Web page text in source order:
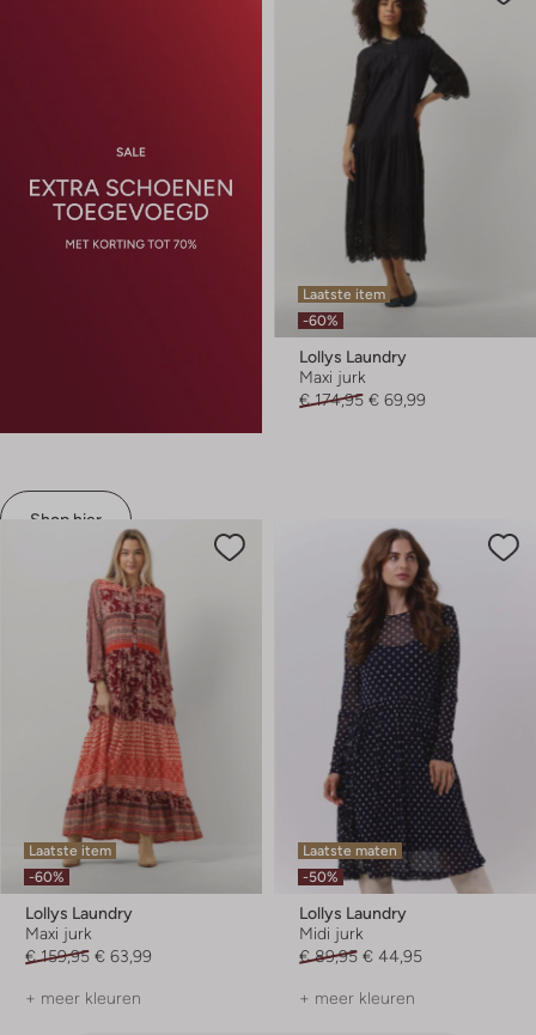
Shop hier
Laatste item
-60%
Lollys Laundry
Maxi jurk
€ 174,95 € 69,99
Laatste item
-60%
Lollys Laundry
Maxi jurk
€ 159,95 € 63,99
+ meer kleuren
Laatste maten
-50%
Lollys Laundry
Midi jurk
€ 89,95 € 44,95
+ meer kleuren